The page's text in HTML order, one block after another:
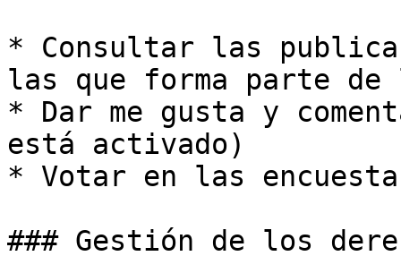
* Consultar las
las que forma parte de
* Dar me gusta y
está activado)
* Votar en las
### Gestión de los